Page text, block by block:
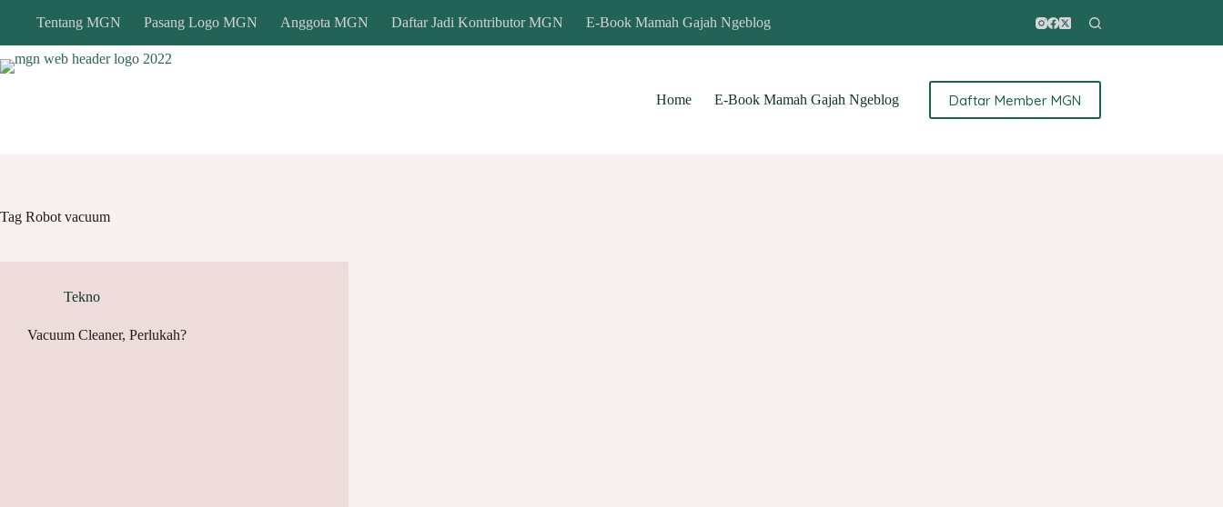
Tentang MGN Pasang Logo MGN Anggota MGN Daftar Jadi Kontributor MGN E-Book Mamah Gajah Ngeblog
Home E-Book Mamah Gajah Ngeblog Daftar Member MGN
Tag Robot vacuum
Tekno
Vacuum Cleaner, Perlukah?